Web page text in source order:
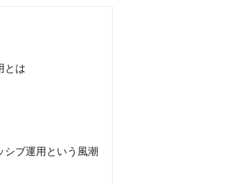
とは
シブ運用という風潮